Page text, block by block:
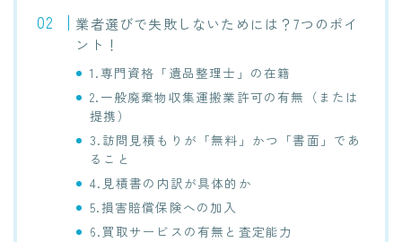
業者選びで失敗しないためには？7つのポイ
ント！
1.専門資格「遺品整理士」の在籍
2.一般廃棄物収集運搬業許可の有無（または
提携）
3.訪問見積もりが「無料」かつ「書面」であ
ること
4.見積書の内訳が具体的か
5.損害賠償保険への加入
6.買取サービスの有無と査定能力